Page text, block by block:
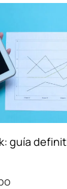
guía